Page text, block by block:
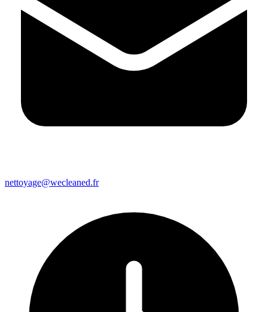
nettoyage@wecleaned.fr